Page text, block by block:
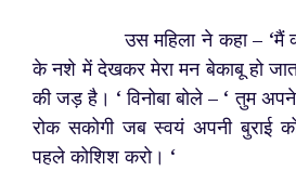
उस महिला ने कहा – ‘मैं
के नशे में देखकर मेरा मन बेकाबू हो
की जड़ है। ‘ विनोबा बोले – ‘ तुम
रोक सकोगी जब स्वयं अपनी बुराई
पहले कोशिश करो। ‘